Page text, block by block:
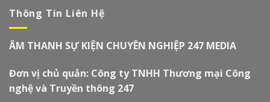
Thông Tin Liên Hệ
ÂM THANH SỰ KIỆN CHUYÊN NGHIỆP 247 MEDIA
Đơn vị chủ quản: Công ty TNHH Thương mại Công
nghệ và Truyền thông 247